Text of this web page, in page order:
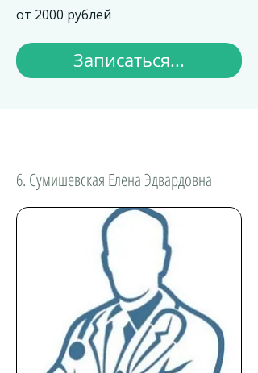
от 2000 рублей
Записаться...
6. Сумишевская Елена Эдвардовна